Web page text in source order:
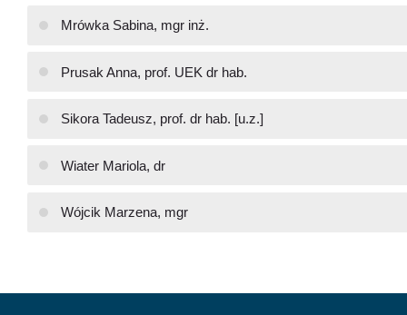
Mrówka Sabina, mgr inż.
Prusak Anna, prof. UEK dr hab.
Sikora Tadeusz, prof. dr hab. [u.z.]
Wiater Mariola, dr
Wójcik Marzena, mgr